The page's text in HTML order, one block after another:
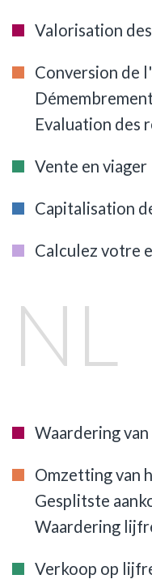
Valorisation
Conversion de
Evaluation des
Vente en viager
Capitalisation
Calculez votre
NL
Waardering
Omzetting van
Gesplitste
Waardering
Verkoop op